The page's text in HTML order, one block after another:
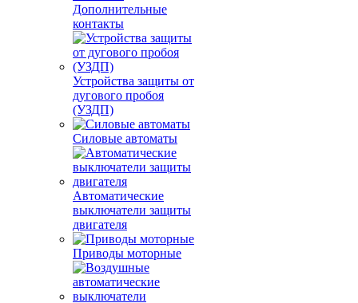
Дополнительные
контакты
Устройства защиты от
дугового пробоя
(УЗДП)
Силовые автоматы
Автоматические
выключатели защиты
двигателя
Приводы моторные